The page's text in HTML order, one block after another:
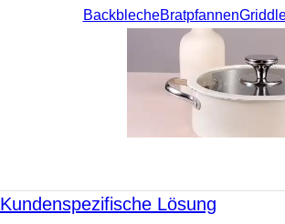
BackblecheBratpfannen
Kundenspezifische Lösung